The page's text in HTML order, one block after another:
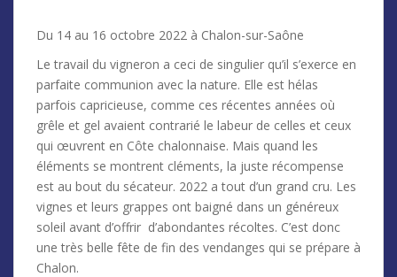
Du 14 au 16 octobre 2022 à Chalon-sur-Saône
Le travail du vigneron a ceci de singulier qu’il s’exerce en
parfaite communion avec la nature. Elle est hélas
parfois capricieuse, comme ces récentes années où
grêle et gel avaient contrarié le labeur de celles et ceux
qui œuvrent en Côte chalonnaise. Mais quand les
éléments se montrent cléments, la juste récompense
est au bout du sécateur. 2022 a tout d’un grand cru. Les
vignes et leurs grappes ont baigné dans un généreux
soleil avant d’offrir d’abondantes récoltes. C’est donc
une très belle fête de fin des vendanges qui se prépare à
Chalon.